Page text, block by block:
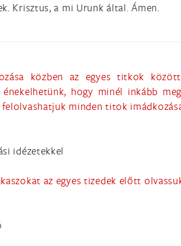
Krisztus, a mi Urunk által. Ámen.
közben az egyes titkok
énekelhetünk, hogy minél inkább
felolvashatjuk minden titok
idézetekkel
az egyes tizedek előtt